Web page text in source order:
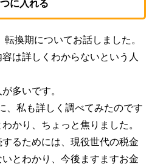
に入れる
換期についてお話しました。
は詳しくわからないという人
多いです。
、私も詳しく調べてみたのです
かり、ちょっと焦りました。
るためには、現役世代の税金
とわかり、今後ますますお金